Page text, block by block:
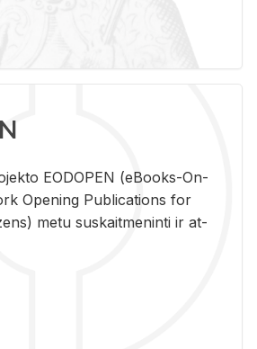
EO­DO­PEN (eBo­oks-On-
Ope­ning Pub­li­ca­tions for
metu su­skait­me­nin­ti ir at­